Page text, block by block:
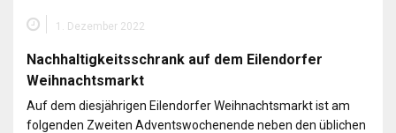
1. Dezember 2022
Nachhaltigkeitsschrank auf dem Eilendorfer
Weihnachtsmarkt
Auf dem diesjährigen Eilendorfer Weihnachtsmarkt ist am
folgenden Zweiten Adventswochenende neben den üblichen